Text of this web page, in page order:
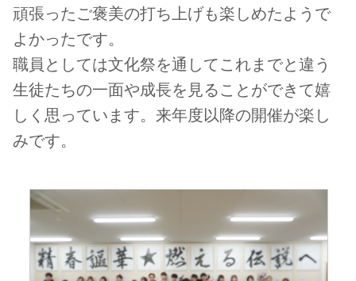
頑張ったご褒美の打ち上げも楽しめたようで
よかったです。
職員としては文化祭を通してこれまでと違う
生徒たちの一面や成長を見ることができて嬉
しく思っています。来年度以降の開催が楽し
みです。